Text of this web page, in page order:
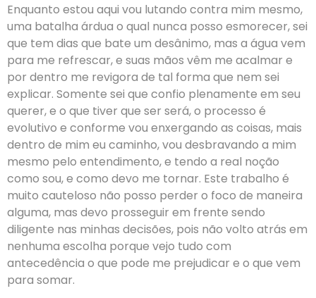
Enquanto estou aqui vou lutando contra mim mesmo,
uma batalha árdua o qual nunca posso esmorecer, sei
que tem dias que bate um desânimo, mas a água vem
para me refrescar, e suas mãos vêm me acalmar e
por dentro me revigora de tal forma que nem sei
explicar. Somente sei que confio plenamente em seu
querer, e o que tiver que ser será, o processo é
evolutivo e conforme vou enxergando as coisas, mais
dentro de mim eu caminho, vou desbravando a mim
mesmo pelo entendimento, e tendo a real noção
como sou, e como devo me tornar. Este trabalho é
muito cauteloso não posso perder o foco de maneira
alguma, mas devo prosseguir em frente sendo
diligente nas minhas decisões, pois não volto atrás em
nenhuma escolha porque vejo tudo com
antecedência o que pode me prejudicar e o que vem
para somar.